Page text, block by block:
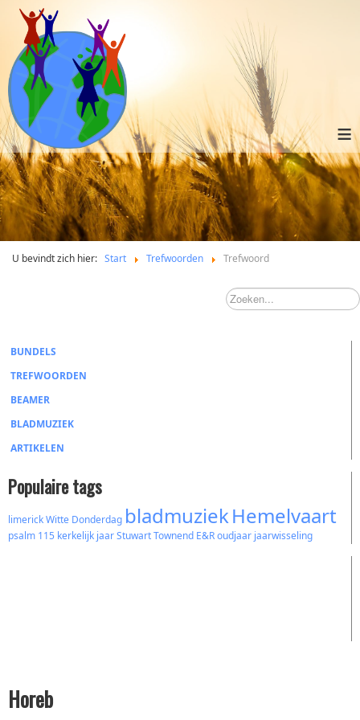
≡
U bevindt zich hier: Start Trefwoorden Trefwoord
BUNDELS
TREFWOORDEN
BEAMER
BLADMUZIEK
ARTIKELEN
Populaire tags
limerickWitte Donderdag bladmuziekHemelvaart
psalm 115 kerkelijk jaarStuwart Townend E&Roudjaar jaarwisseling
Horeb